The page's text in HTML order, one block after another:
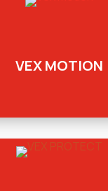
VEX MOTION